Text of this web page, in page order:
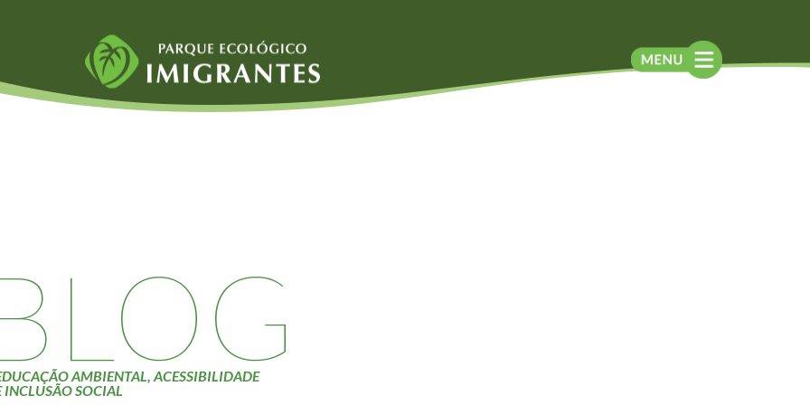
Fauna e Flora
Liquens
Tucano do Bico
Atividades Blog
AMBIENTAL, ACESSIBILIDADE
INCLUSÃO SOCIAL